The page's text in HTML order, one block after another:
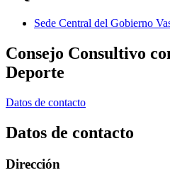
Sede Central del Gobierno
Consejo Consultivo
Deporte
Datos de contacto
Datos de contacto
Dirección